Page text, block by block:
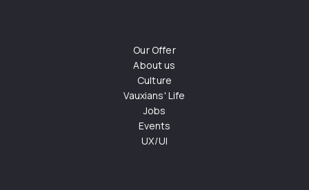
Our Offer
About us
Culture
Vauxians' Life
Jobs
Events
UX/UI